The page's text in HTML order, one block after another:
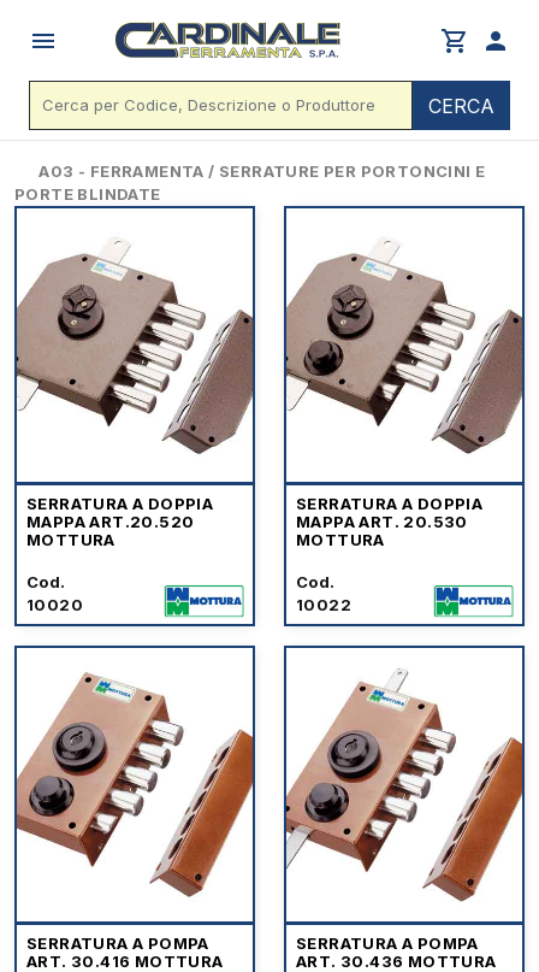
menu shopping_cart person
CERCA
A03 - FERRAMENTA / SERRATURE PER PORTONCINI E
PORTE BLINDATE
SERRATURA A DOPPIA
MAPPA ART.20.520
MOTTURA
Cod.
10020
SERRATURA A DOPPIA
MAPPA ART. 20.530
MOTTURA
Cod.
10022
SERRATURA A POMPA
ART. 30.416 MOTTURA
SERRATURA A POMPA
ART. 30.436 MOTTURA